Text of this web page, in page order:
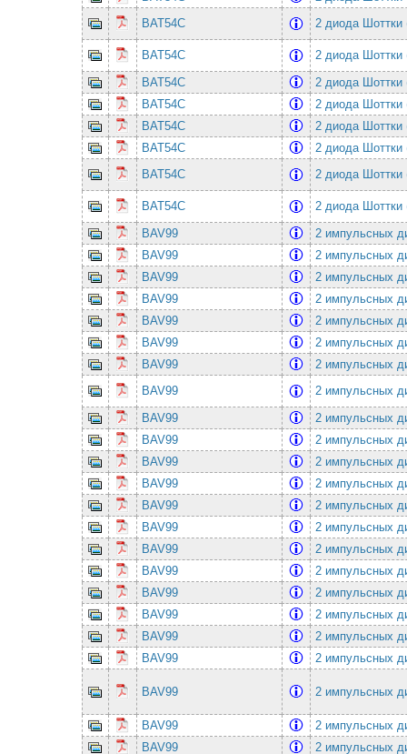
BAT54C
2 диода
BAT54C
2 диода
BAT54C
2 диода
BAT54C
2 диода
BAT54C
2 диода
BAT54C
2 диода
BAT54C
2 диода
BAT54C
2 диода
BAV99
2 импульсных
BAV99
2 импульсных
BAV99
2 импульсных
BAV99
2 импульсных
BAV99
2 импульсных
BAV99
2 импульсных
BAV99
2 импульсных
BAV99
2 импульсных
BAV99
2 импульсных
BAV99
2 импульсных
BAV99
2 импульсных
BAV99
2 импульсных
BAV99
2 импульсных
BAV99
2 импульсных
BAV99
2 импульсных
BAV99
2 импульсных
BAV99
2 импульсных
BAV99
2 импульсных
BAV99
2 импульсных
BAV99
2 импульсных
BAV99 2 импульсных
BAV99
2 импульсных
BAV99
2 импульсных